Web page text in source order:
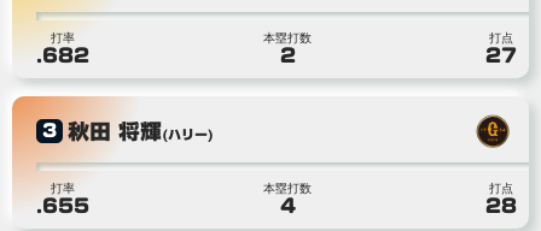
打率
.682
本塁打数
2
打点
27
3 秋田 将輝(ハリー)
打率
.655
本塁打数
4
打点
28